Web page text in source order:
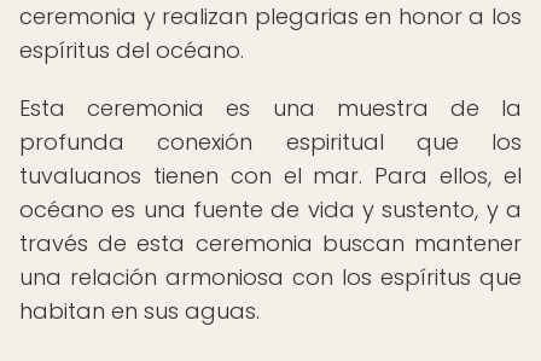
ceremonia y realizan plegarias en honor a los
espíritus del océano.
Esta ceremonia es una muestra de la
profunda conexión espiritual que los
tuvaluanos tienen con el mar. Para ellos, el
océano es una fuente de vida y sustento, y a
través de esta ceremonia buscan mantener
una relación armoniosa con los espíritus que
habitan en sus aguas.